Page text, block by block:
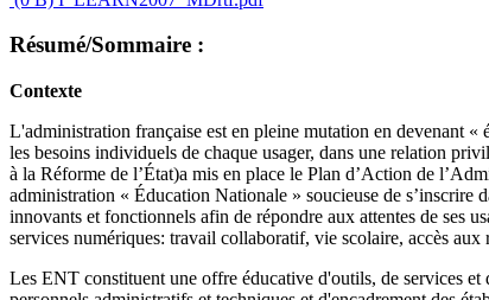
Résumé/Sommaire :
Contexte
L'administration française est en pleine mutation en devenant
les besoins individuels de chaque usager, dans une relation
à la Réforme de l’État)a mis en place le Plan d’Action de
administration « Éducation Nationale » soucieuse de s’inscrire
innovants et fonctionnels afin de répondre aux attentes de ses
services numériques: travail collaboratif, vie scolaire, accès
Les ENT constituent une offre éducative d'outils, de services et